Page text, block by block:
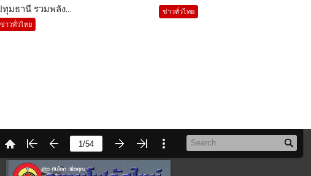
มธานี รวมพลัง...
ข่าวทั่วไทย
ข่าวทั่วไทย